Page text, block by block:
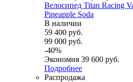
Велосипед Titan Racing
Pineapple Soda
В наличии
59 400 руб.
99 000 руб.
-40%
Экономия 39 600 руб.
Подробнее
Распродажа